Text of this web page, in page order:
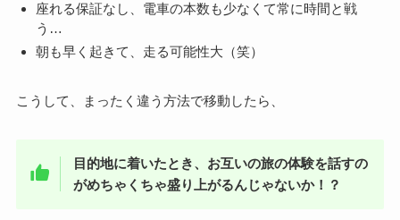
座れる保証なし、電車の本数も少なくて常に時間と戦
う…
朝も早く起きて、走る可能性大（笑）
こうして、まったく違う方法で移動したら、
目的地に着いたとき、お互いの旅の体験を話すの
がめちゃくちゃ盛り上がるんじゃないか！？